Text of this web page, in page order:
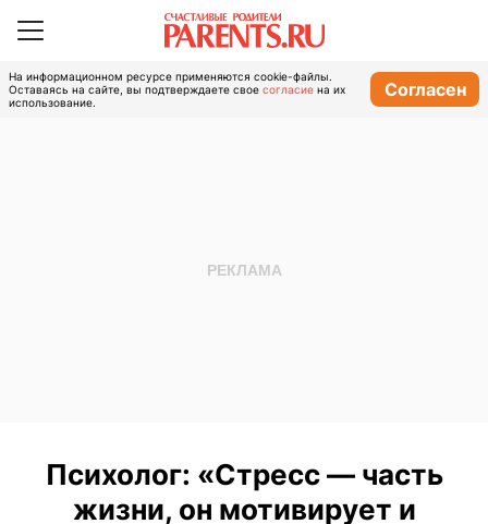
На информационном ресурсе применяются cookie-файлы.
Оставаясь на сайте, вы подтверждаете свое согласие на их
использование.
Согласен
Психолог: «Стресс — часть
жизни, он мотивирует и